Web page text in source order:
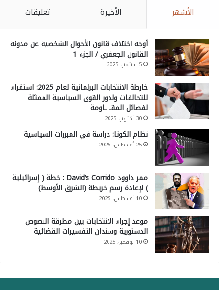
الأشهر الأخيرة تعليقات
أوجه اختلاف قانون الأحوال الشخصية عن مدونة
القانون الجعفري / الجزء 1
5 سبتمبر، 2025
خارطة الانتخابات البرلمانية لعام 2025: استقراء
للتحالفات ولدور القوى السياسية الممثلة
لفصائل المقـ ـاومة
30 أكتوبر، 2025
نظام الكوتا: دراسة في المبررات السياسية
25 أغسطس، 2025
ممر داوود David’s Corrido : خطة ( إسرائيلية
) لإعادة رسم خريطة (الشرق الأوسط)
10 أغسطس، 2025
موعد إجراء الانتخابات بين مطرقة النصوص
الدستورية وسندان التفسيرات القضائية
10 نوفمبر، 2025